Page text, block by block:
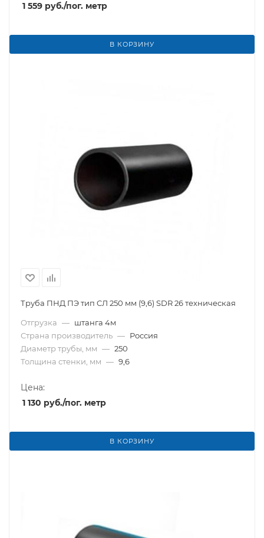
1 559 руб./пог. метр
В КОРЗИНУ
Труба ПНД ПЭ тип CЛ 250 мм (9,6) SDR 26 техническая
Отгрузка — штанга 4м
Страна производитель — Россия
Диаметр трубы, мм — 250
Толщина стенки, мм — 9,6
Цена:
1 130 руб./пог. метр
В КОРЗИНУ